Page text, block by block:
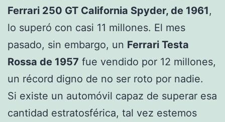
Ferrari 250 GT California Spyder, de 1961,
lo superó con casi 11 millones. El mes
pasado, sin embargo, un Ferrari Testa
Rossa de 1957 fue vendido por 12 millones,
un récord digno de no ser roto por nadie.
Si existe un automóvil capaz de superar esa
cantidad estratosférica, tal vez estemos